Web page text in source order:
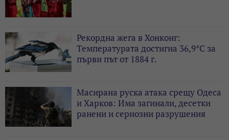
Рекордна жега в Хонконг:
Температурата достигна 36,9°C за
първи път от 1884 г.
Масирана руска атака срещу Одеса
и Харков: Има загинали, десетки
ранени и сериозни разрушения